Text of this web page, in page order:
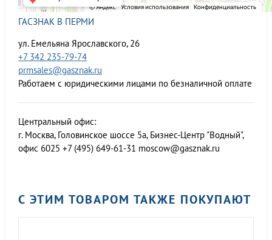
ГАСЗНАК В ПЕРМИ
ул. Емельяна Ярославского, 26
+7 342 235-79-74
prmsales@gasznak.ru
Работаем с юридическими лицами по безналичной оплате
Центральный офис:
г. Москва, Головинское шоссе 5а, Бизнес-Центр "Водный",
офис 6025 +7 (495) 649-61-31 moscow@gasznak.ru
С ЭТИМ ТОВАРОМ ТАКЖЕ ПОКУПАЮТ